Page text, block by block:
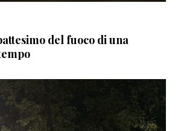
del fuoco di una